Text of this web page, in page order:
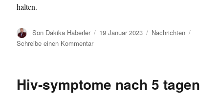
halten.
A
u
Son Dakika Haberler
V
f
19 Januar 2023
K
o
Nachrichten
Schreibe einen Kommentarz
r
Hiv-symptome nach 5 tagen